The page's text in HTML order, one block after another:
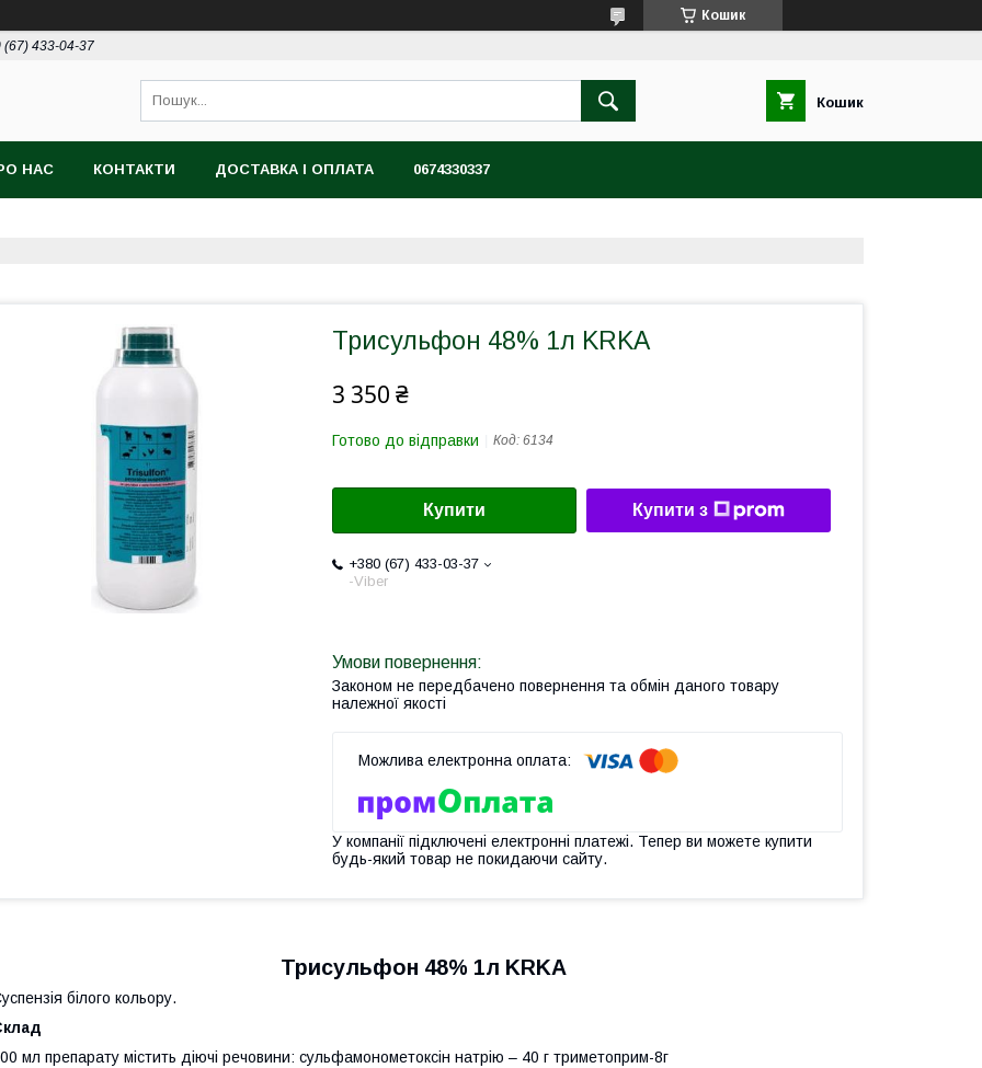
Кошик
(67) 433-04-37
Кошик
НАС КОНТАКТИ ДОСТАВКА І ОПЛАТА 0674330337
Трисульфон 48% 1л KRKA
3 350 ₴
Готово до відправки Код: 6134
Купити Купити з
+380 (67) 433-03-37
-Viber
Законом не передбачено повернення та обмін даного товару
належної якості
У компанії підключені електронні платежі. Тепер ви можете купити
будь-який товар не покидаючи сайту.
Трисульфон 48% 1л KRKA
білого кольору.
мл препарату містить діючі речовини: сульфамонометоксін натрію – 40 г триметоприм-8г